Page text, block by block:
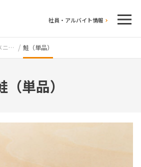
社員・アルバイト情報
ニ… 鮭（単品）
（単品）